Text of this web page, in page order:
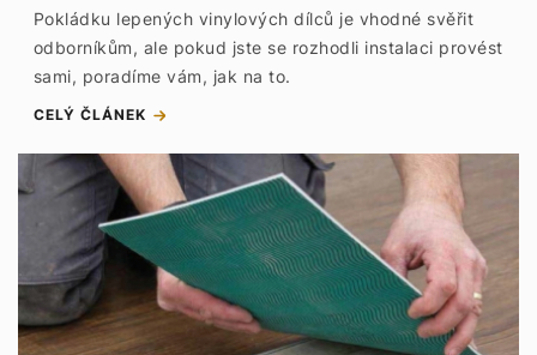
Pokládku lepených vinylových dílců je vhodné svěřit
odborníkům, ale pokud jste se rozhodli instalaci provést
sami, poradíme vám, jak na to.
CELÝ ČLÁNEK